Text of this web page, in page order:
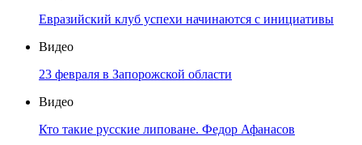
Евразийский клуб успехи начинаются с инициативы
Видео
23 февраля в Запорожской области
Видео
Кто такие русские липоване. Федор Афанасов